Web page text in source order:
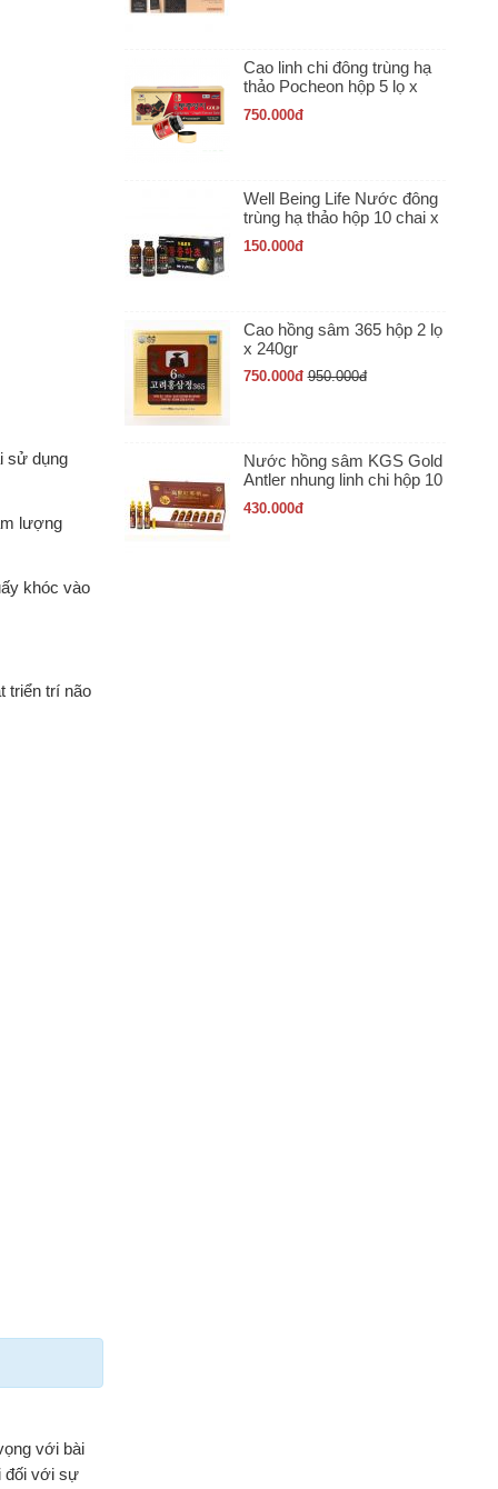
sử dụng
lượng
khóc vào
triển trí não
với bài
đối với sự
Cao linh chi đông trùng hạ
thảo Pocheon hộp 5 lọ x
50gr
750.000đ
Well Being Life Nước đông
trùng hạ thảo hộp 10 chai x
100ml
150.000đ
Cao hồng sâm 365 hộp 2 lọ
x 240gr
750.000đ 950.000đ
Nước hồng sâm KGS Gold
Antler nhung linh chi hộp 10
ống x 20ml
430.000đ